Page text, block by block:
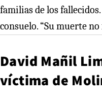
familias de los
consuelo. “Su muerte no
David Mañil
víctima de